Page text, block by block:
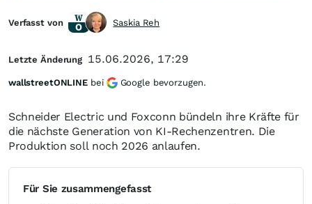
Schneider Electric und Foxconn bündeln ihre Kräfte für
die nächste Generation von KI-Rechenzentren. Die
Produktion soll noch 2026 anlaufen.
Für Sie zusammengefasst
Verfasst von Saskia Reh
Letzte Änderung 15.06.2026, 17:29
wallstreetONLINE bei Google bevorzugen.